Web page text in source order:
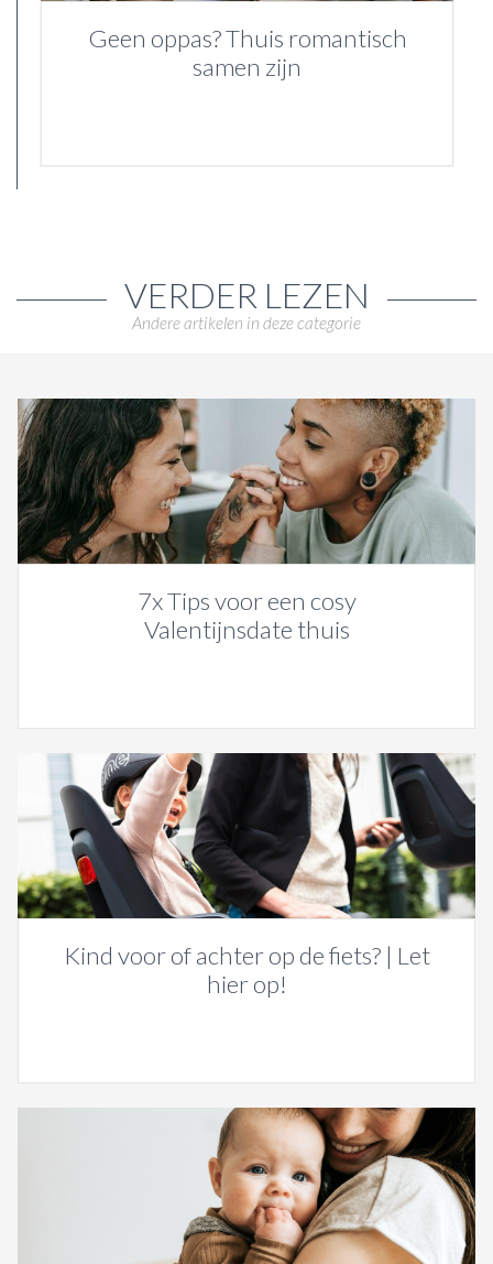
Geen oppas? Thuis romantisch
samen zijn
VERDER LEZEN
Andere artikelen in deze categorie
7x Tips voor een cosy
Valentijnsdate thuis
Kind voor of achter op de fiets? | Let
hier op!